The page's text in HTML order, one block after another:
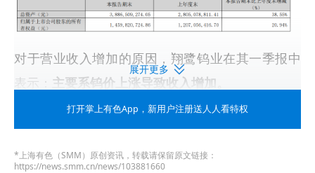
对于营业收入增加的原因，翔鹭钨业在其一季报中
表示： 主要系钨价上涨导致收入增加。
翔鹭钨业公告的002842翔鹭钨业投资者关系管理信
展开更多
打开掌上有色App ，新用户注册送人人看特权
*上海有色（SMM）原创资讯，转载请保留原文链接：
https://news.smm.cn/news/103881660